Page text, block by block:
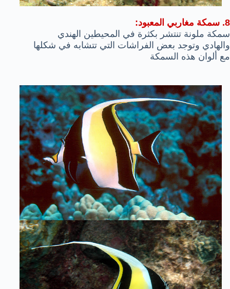
8. سمكة مغاربي المعبود:
سمكة ملونة تنتشر بكثرة في المحيطين الهندي
والهادي وتوجد بعض الفراشات التي تتشابه في شكلها
مع ألوان هذه السمكة